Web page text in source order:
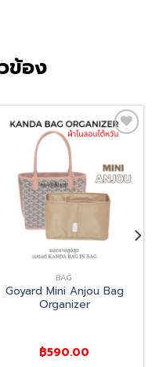
ข้อง
wishlist
BAG
Goyard Mini Anjou Bag
Organizer
฿590.00